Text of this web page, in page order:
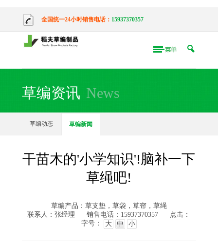
全国统一24小时销售电话： 15937370357
草编资讯 News
草编动态 草编新闻
干苗木的'小学知识'!脑补一下
草绳吧!
草编产品：草支垫，草袋，草帘，草绳
联系人：张经理
销售电话：15937370357
点击：
字号：
大 中 小